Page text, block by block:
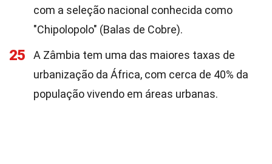
com a seleção nacional conhecida como
"Chipolopolo" (Balas de Cobre).
25
A Zâmbia tem uma das maiores taxas de
urbanização da África, com cerca de 40% da
população vivendo em áreas urbanas.